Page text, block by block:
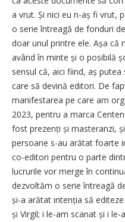
a vrut. Și nici eu n-aș fi vrut,
o serie întreagă de fonduri
doar unul printre ele. Așa că
având în minte și o posibilă
sensul că, aici fiind, aș
care să devină editori. De
manifestarea pe care am
2023, pentru a marca
fost prezenți și masteranzi,
persoane s-au arătat foarte
co-editori pentru o parte
lucrurile vor merge în
dezvoltăm o serie întreagă
și-a arătat intenția să
și Virgil; i le-am scanat și i